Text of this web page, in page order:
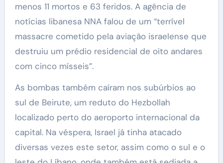
menos 11 mortos e 63 feridos. A agência de
notícias libanesa NNA falou de um “terrível
massacre cometido pela aviação israelense que
destruiu um prédio residencial de oito andares
com cinco mísseis”.
As bombas também caíram nos subúrbios ao
sul de Beirute, um reduto do Hezbollah
localizado perto do aeroporto internacional da
capital. Na véspera, Israel já tinha atacado
diversas vezes este setor, assim como o sul e o